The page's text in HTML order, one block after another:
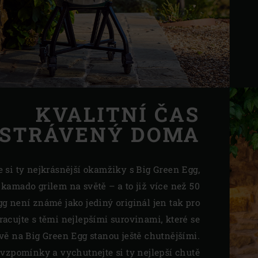
KVALITNÍ ČAS
STRÁVENÝ DOMA
si ty nejkrásnější okamžiky s Big Green Egg,
grilem na světě – a to již více než 50
není známé jako jediný originál jen tak pro
s těmi nejlepšími surovinami, které se
na Big Green Egg stanou ještě chutnějšími.
a vychutnejte si ty nejlepší chutě